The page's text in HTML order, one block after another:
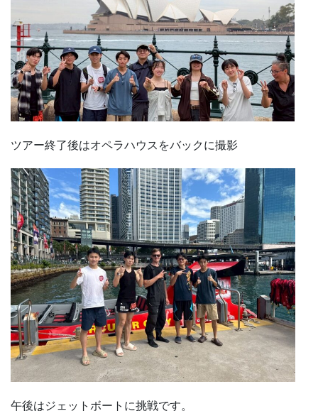
ツアー終了後はオペラハウスをバックに撮影
午後はジェットボートに挑戦です。